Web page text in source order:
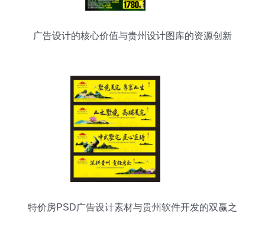
广告设计的核心价值与贵州设计图库的资源创新
特价房PSD广告设计素材与贵州软件开发的双赢之